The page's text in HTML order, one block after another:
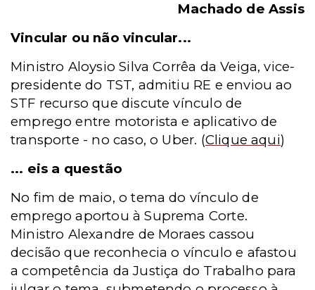
Machado de Assis
Vincular ou não vincular...
Ministro Aloysio Silva Corrêa da Veiga, vice-
presidente do TST, admitiu RE e enviou ao
STF recurso que discute vínculo de
emprego entre motorista e aplicativo de
transporte - no caso, o Uber. (Clique aqui)
... eis a questão
No fim de maio, o tema do vínculo de
emprego aportou à Suprema Corte.
Ministro Alexandre de Moraes cassou
decisão que reconhecia o vínculo e afastou
a competência da Justiça do Trabalho para